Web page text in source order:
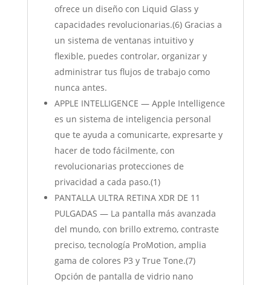
ofrece un diseño con Liquid Glass y
capacidades revolucionarias.(6) Gracias a
un sistema de ventanas intuitivo y
flexible, puedes controlar, organizar y
administrar tus flujos de trabajo como
nunca antes.
APPLE INTELLIGENCE — Apple Intelligence
es un sistema de inteligencia personal
que te ayuda a comunicarte, expresarte y
hacer de todo fácilmente, con
revolucionarias protecciones de
privacidad a cada paso.(1)
PANTALLA ULTRA RETINA XDR DE 11
PULGADAS — La pantalla más avanzada
del mundo, con brillo extremo, contraste
preciso, tecnología ProMotion, amplia
gama de colores P3 y True Tone.(7)
Opción de pantalla de vidrio nano